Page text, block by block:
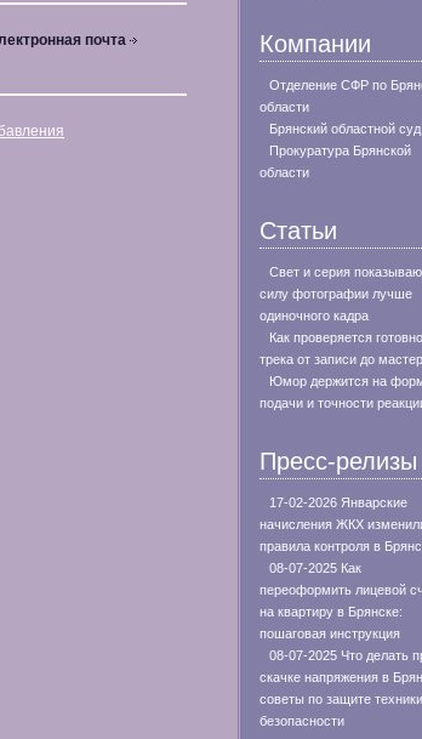
почта Компании
Отделение СФР по
области
Брянский областной суд
Прокуратура Брянской
области
Статьи
Свет и серия
силу фотографии лучше
одиночного кадра
Как проверяется
трека от записи до
Юмор держится на
подачи и точности
Пресс-релизы
17-02-2026 Январские
начисления ЖКХ
правила контроля в
08-07-2025 Как
переоформить лицевой
на квартиру в Брянске:
пошаговая инструкция
08-07-2025 Что делать
скачке напряжения в
советы по защите
безопасности